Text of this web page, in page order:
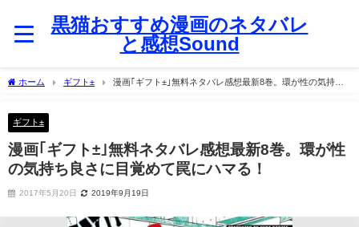
黒猫おすすめ漫画のネタバレ
と感想Sound
ホーム ギフト±
漫画｢ギフト±｣無料ネタバレ感想最新8巻。環が性の気持ち
ギフト±
漫画｢ギフト±｣無料ネタバレ感想最新8巻。環が性
の気持ち良さに目覚めて罠にハマる！
2017年5月20日 2019年9月19日